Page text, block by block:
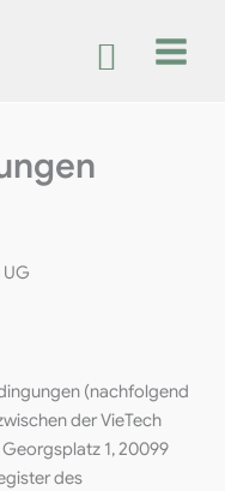
(nachfolgend
der VieTech
1, 20099
des